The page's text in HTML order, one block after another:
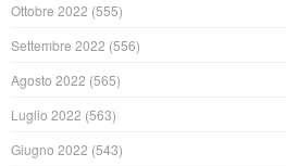
Ottobre 2022 (555)
Settembre 2022 (556)
Agosto 2022 (565)
Luglio 2022 (563)
Giugno 2022 (543)